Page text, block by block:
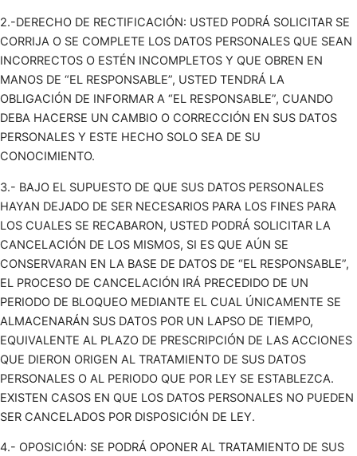
2.-DERECHO DE RECTIFICACIÓN: USTED PODRÁ SOLICITAR SE
CORRIJA O SE COMPLETE LOS DATOS PERSONALES QUE SEAN
INCORRECTOS O ESTÉN INCOMPLETOS Y QUE OBREN EN
MANOS DE “EL RESPONSABLE”, USTED TENDRÁ LA
OBLIGACIÓN DE INFORMAR A “EL RESPONSABLE”, CUANDO
DEBA HACERSE UN CAMBIO O CORRECCIÓN EN SUS DATOS
PERSONALES Y ESTE HECHO SOLO SEA DE SU
CONOCIMIENTO.
3.- BAJO EL SUPUESTO DE QUE SUS DATOS PERSONALES
HAYAN DEJADO DE SER NECESARIOS PARA LOS FINES PARA
LOS CUALES SE RECABARON, USTED PODRÁ SOLICITAR LA
CANCELACIÓN DE LOS MISMOS, SI ES QUE AÚN SE
CONSERVARAN EN LA BASE DE DATOS DE “EL RESPONSABLE”,
EL PROCESO DE CANCELACIÓN IRÁ PRECEDIDO DE UN
PERIODO DE BLOQUEO MEDIANTE EL CUAL ÚNICAMENTE SE
ALMACENARÁN SUS DATOS POR UN LAPSO DE TIEMPO,
EQUIVALENTE AL PLAZO DE PRESCRIPCIÓN DE LAS ACCIONES
QUE DIERON ORIGEN AL TRATAMIENTO DE SUS DATOS
PERSONALES O AL PERIODO QUE POR LEY SE ESTABLEZCA.
EXISTEN CASOS EN QUE LOS DATOS PERSONALES NO PUEDEN
SER CANCELADOS POR DISPOSICIÓN DE LEY.
4.- OPOSICIÓN: SE PODRÁ OPONER AL TRATAMIENTO DE SUS